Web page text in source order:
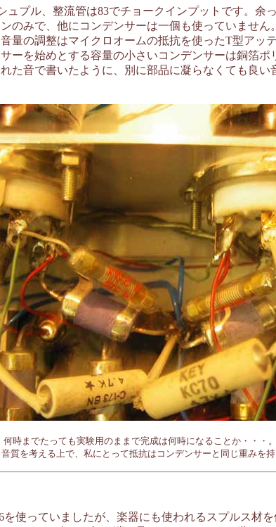
ュプル、整流管は83でチョークインプットです。
のみで、他にコンデンサーは一個も使っていませ
量の調整はマイクロオームの抵抗を使ったT型ア
ーを始めとする容量の小さいコンデンサーは銅箔
た音で書いたように、別に部品に凝らなくても良
でたっても実験用のままで完成は何時になることか・・・。
使っていましたが、楽器にも使われるスプルス材